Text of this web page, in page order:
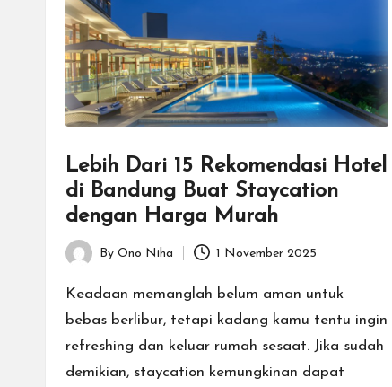
Lebih Dari 15 Rekomendasi Hotel
di Bandung Buat Staycation
dengan Harga Murah
Posted
by
By Ono Niha 1 November 2025
Keadaan memanglah belum aman untuk
bebas berlibur, tetapi kadang kamu tentu ingin
refreshing dan keluar rumah sesaat. Jika sudah
demikian, staycation kemungkinan dapat